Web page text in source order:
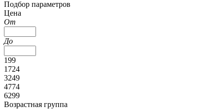
Подбор параметров
Цена
От
До
199
1724
3249
4774
6299
Возрастная группа